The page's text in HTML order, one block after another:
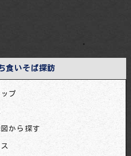
・
食いそば探訪
プ
から探す